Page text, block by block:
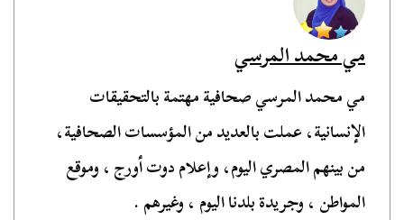
مي محمد المرسي
مي محمد المرسي صحافية مهتمة بالتحقيقات
الإنسانية، عملت بالعديد من المؤسسات الصحافية،
من بينهم المصري اليوم، وإعلام دوت أورج ، وموقع
المواطن ، وجريدة بلدنا اليوم ، وغيرهم .